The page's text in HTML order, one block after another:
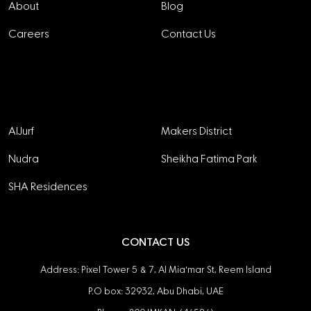
About
Careers
Blog
Contact Us
AlJurf
Nudra
SHA Residences
Makers District
Sheikha Fatima Park
CONTACT US
Address: Pixel Tower 5 & 7, Al Mia'mar St, Reem Island
P.O box: 32932, Abu Dhabi, UAE